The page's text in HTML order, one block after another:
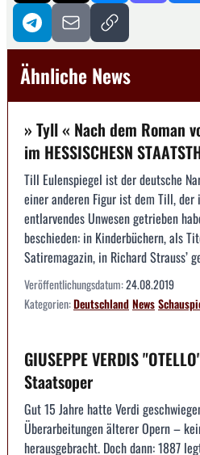
Ähnliche News
» Tyll « Nach dem Roman
im HESSISCHESN
Till Eulenspiegel ist der deutsche
einer anderen Figur ist dem Till, der
entlarvendes Unwesen getrieben
beschieden: in Kinderbüchern, als
Satiremagazin, in Richard Strauss’
Veröffentlichungsdatum:24.08.2019
Kategorien:DeutschlandNews
GIUSEPPE VERDIS
Staatsoper
Gut 15 Jahre hatte Verdi
Überarbeitungen älterer Opern –
herausgebracht. Doch dann: 1887